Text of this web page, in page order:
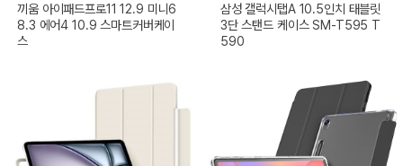
끼움 아이패드프로11 12.9 미니6
8.3 에어4 10.9 스마트커버케이
스
삼성 갤럭시탭A 10.5인치 태블릿
3단 스탠드 케이스 SM-T595 T
590